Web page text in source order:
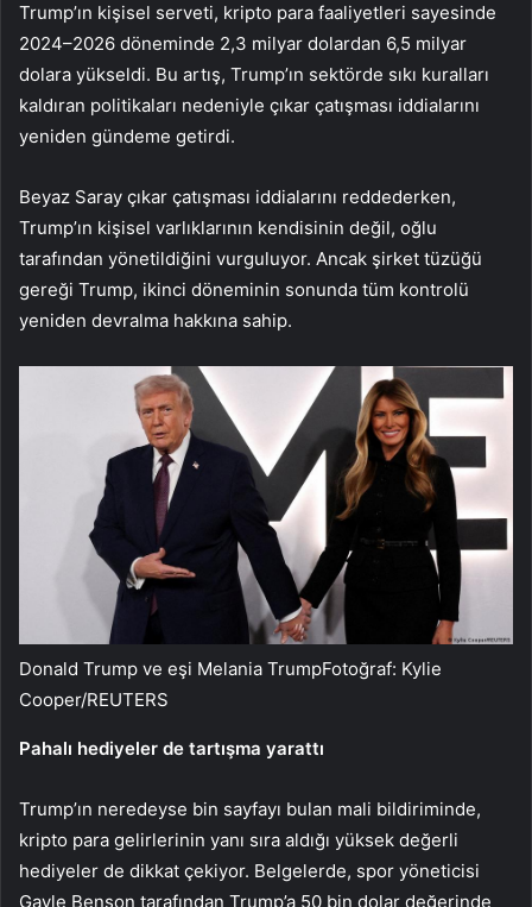
Trump’ın kişisel serveti, kripto para faaliyetleri sayesinde
2024–2026 döneminde 2,3 milyar dolardan 6,5 milyar
dolara yükseldi. Bu artış, Trump’ın sektörde sıkı kuralları
kaldıran politikaları nedeniyle çıkar çatışması iddialarını
yeniden gündeme getirdi.
Beyaz Saray çıkar çatışması iddialarını reddederken,
Trump’ın kişisel varlıklarının kendisinin değil, oğlu
tarafından yönetildiğini vurguluyor. Ancak şirket tüzüğü
gereği Trump, ikinci döneminin sonunda tüm kontrolü
yeniden devralma hakkına sahip.
Donald Trump ve eşi Melania TrumpFotoğraf: Kylie
Cooper/REUTERS
Pahalı hediyeler de tartışma yarattı
Trump’ın neredeyse bin sayfayı bulan mali bildiriminde,
kripto para gelirlerinin yanı sıra aldığı yüksek değerli
hediyeler de dikkat çekiyor. Belgelerde, spor yöneticisi
Gayle Benson tarafından Trump’a 50 bin dolar değerinde